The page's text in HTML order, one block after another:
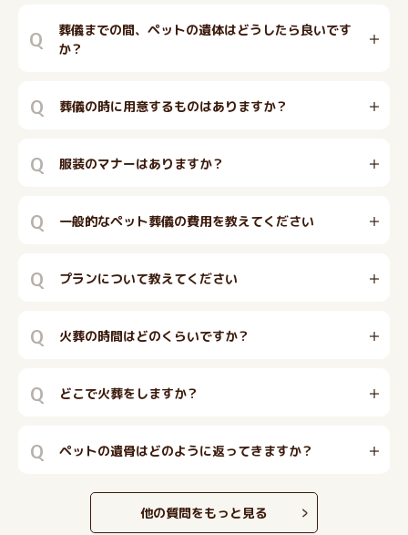
Q
葬儀までの間、ペットの遺体はどうしたら良いです
か？
Q 葬儀の時に用意するものはありますか？
Q 服装のマナーはありますか？
Q 一般的なペット葬儀の費用を教えてください
Q プランについて教えてください
Q 火葬の時間はどのくらいですか？
Q どこで火葬をしますか？
Q ペットの遺骨はどのように返ってきますか？
他の質問をもっと見る